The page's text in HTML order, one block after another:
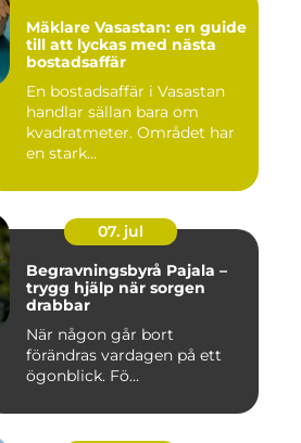
Mäklare Vasastan: en guide
till att lyckas med nästa
bostadsaffär
En bostadsaffär i Vasastan
handlar sällan bara om
kvadratmeter. Området har
en stark...
07. jul
Begravningsbyrå Pajala –
trygg hjälp när sorgen
drabbar
När någon går bort
förändras vardagen på ett
ögonblick. Fö...